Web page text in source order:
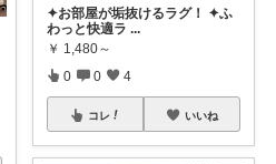
✦お部屋が垢抜けるラグ！ ✦ふ
わっと快適ラ ...
￥ 1,480～
0 0 4
コレ いいね